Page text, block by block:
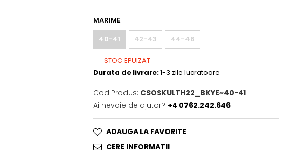
MARIME:
40-41
42-43 44-46
STOC EPUIZAT
Durata de livrare:1-3 zile lucratoare
Cod Produs: CSOSKULTH22_BKYE~40-41
Ai nevoie de ajutor? +4 0762.242.646
ADAUGA LA FAVORITE
CERE INFORMATII